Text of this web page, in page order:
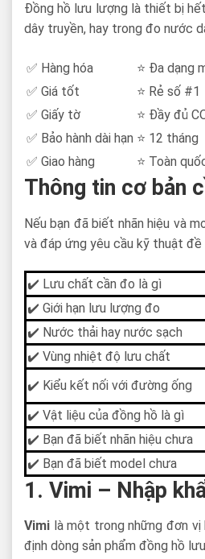
Đồng hồ lưu lượng là thiết bị
dây truyền, hay trong đo nước
✅ Hàng hóa
⭐ Đa dạng
✅ Giá tốt
⭐ Rẻ số #1
✅ Giấy tờ
⭐ Đầy đủ
✅ Bảo hành dài hạn ⭐ 12 tháng
✅ Giao hàng
⭐ Toàn
Thông tin cơ bản
Nếu bạn đã biết nhãn hiệu và
và đáp ứng yêu cầu kỹ thuật
✔️ Lưu chất cần đo là gì
✔️ Giới hạn lưu lượng đo
✔️ Nước thải hay nước sạch
✔️ Vùng nhiệt độ lưu chất
✔️ Kiểu kết nối với đường ống
✔️ Vật liệu của đồng hồ là gì
✔️ Bạn đã biết nhãn hiệu chưa
✔️ Bạn đã biết model chưa
1. Vimi – Nhập
Vimi là một trong những đơn
định dòng sản phẩm đồng hồ